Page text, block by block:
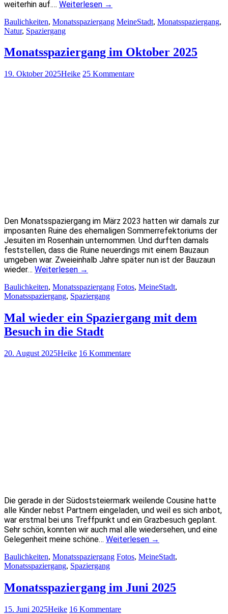
weiterhin auf.… Weiterlesen →
Baulichkeiten, Monatsspaziergang MeineStadt, Monatsspaziergang,
Natur, Spaziergang
Monatsspaziergang im Oktober 2025
19. Oktober 2025Heike 25 Kommentare
Den Monatsspaziergang im März 2023 hatten wir damals zur
imposanten Ruine des ehemaligen Sommerrefektoriums der
Jesuiten im Rosenhain unternommen. Und durften damals
feststellen, dass die Ruine neuerdings mit einem Bauzaun
umgeben war. Zweieinhalb Jahre später nun ist der Bauzaun
wieder… Weiterlesen →
Baulichkeiten, Monatsspaziergang Fotos, MeineStadt,
Monatsspaziergang, Spaziergang
Mal wieder ein Spaziergang mit dem
Besuch in die Stadt
20. August 2025Heike 16 Kommentare
Die gerade in der Südoststeiermark weilende Cousine hatte
alle Kinder nebst Partnern eingeladen, und weil es sich anbot,
war erstmal bei uns Treffpunkt und ein Grazbesuch geplant.
Sehr schön, konnten wir auch mal alle wiedersehen, und eine
Gelegenheit meine schöne… Weiterlesen →
Baulichkeiten, Monatsspaziergang Fotos, MeineStadt,
Monatsspaziergang, Spaziergang
Monatsspaziergang im Juni 2025
15. Juni 2025Heike 16 Kommentare